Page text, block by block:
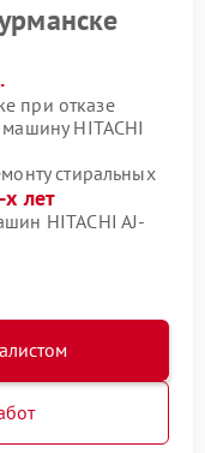
при отказе
HITACHI
стиральных
лет
HITACHI AJ-